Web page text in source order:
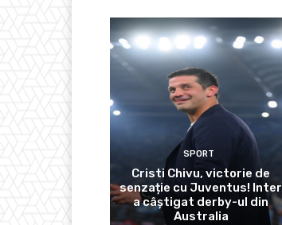
SPORT
Cristi Chivu, victorie de
senzație cu Juventus! Inter
a câștigat derby-ul din
Australia